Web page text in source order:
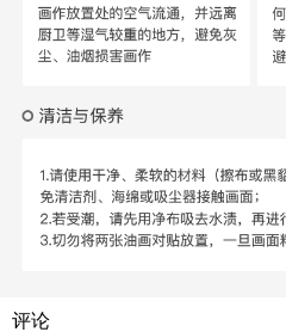
评论